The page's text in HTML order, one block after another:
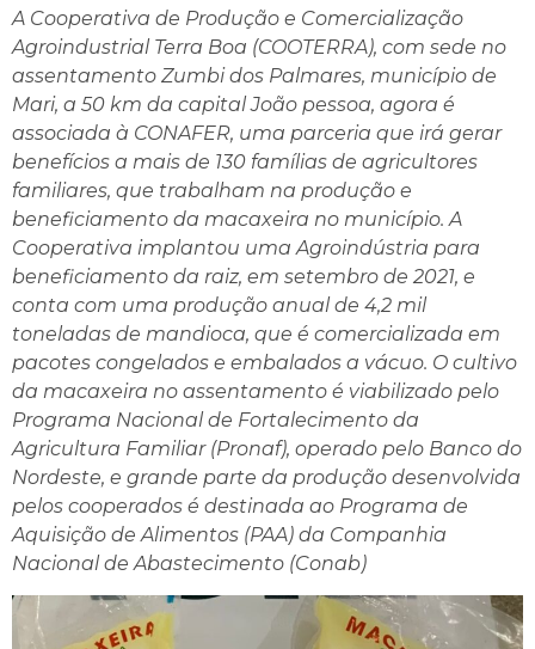
A Cooperativa de Produção e Comercialização
Agroindustrial Terra Boa (COOTERRA), com sede no
assentamento Zumbi dos Palmares, município de
Mari, a 50 km da capital João pessoa, agora é
associada à CONAFER, uma parceria que irá gerar
benefícios a mais de 130 famílias de agricultores
familiares, que trabalham na produção e
beneficiamento da macaxeira no município. A
Cooperativa implantou uma Agroindústria para
beneficiamento da raiz, em setembro de 2021, e
conta com uma produção anual de 4,2 mil
toneladas de mandioca, que é comercializada em
pacotes congelados e embalados a vácuo. O cultivo
da macaxeira no assentamento é viabilizado pelo
Programa Nacional de Fortalecimento da
Agricultura Familiar (Pronaf), operado pelo Banco do
Nordeste, e grande parte da produção desenvolvida
pelos cooperados é destinada ao Programa de
Aquisição de Alimentos (PAA) da Companhia
Nacional de Abastecimento (Conab)